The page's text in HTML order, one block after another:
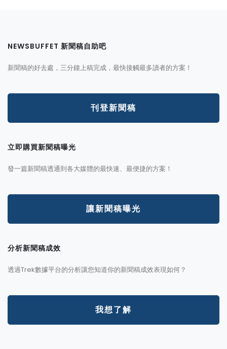
NEWSBUFFET 新聞稿自助吧
新聞稿的好去處，三分鐘上稿完成，最快接觸最多讀者的方案！
刊登新聞稿
立即購買新聞稿曝光
發一篇新聞稿透通到各大媒體的最快速、最便捷的方案！
讓新聞稿曝光
分析新聞稿成效
透過Trek數據平台的分析讓您知道你的新聞稿成效表現如何？
我想了解